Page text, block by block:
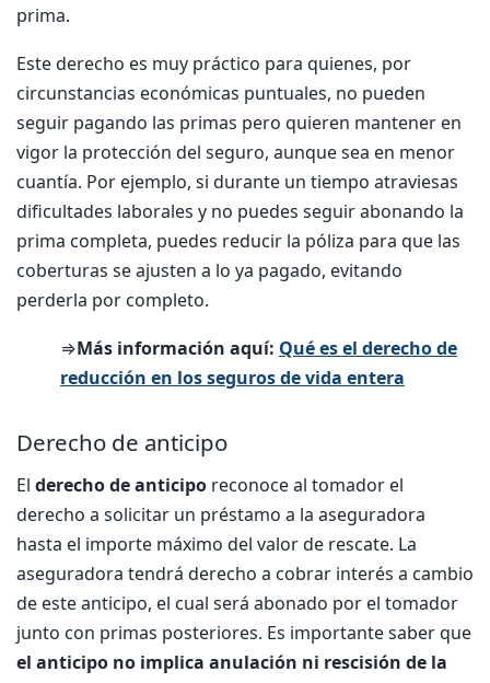
prima.
Este derecho es muy práctico para quienes, por
circunstancias económicas puntuales, no pueden
seguir pagando las primas pero quieren mantener en
vigor la protección del seguro, aunque sea en menor
cuantía. Por ejemplo, si durante un tiempo atraviesas
dificultades laborales y no puedes seguir abonando la
prima completa, puedes reducir la póliza para que las
coberturas se ajusten a lo ya pagado, evitando
perderla por completo.
⇒Más información aquí: Qué es el derecho de
reducción en los seguros de vida entera
Derecho de anticipo
El derecho de anticipo reconoce al tomador el
derecho a solicitar un préstamo a la aseguradora
hasta el importe máximo del valor de rescate. La
aseguradora tendrá derecho a cobrar interés a cambio
de este anticipo, el cual será abonado por el tomador
junto con primas posteriores. Es importante saber que
el anticipo no implica anulación ni rescisión de la